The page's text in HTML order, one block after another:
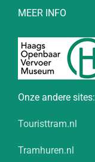
MEER INFO
Onze andere sites:
Touristtram.nl
Tramhuren.nl